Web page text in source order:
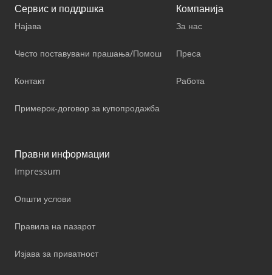
Сервис и поддршка
Најава
Често поставувани прашања/Помош
Контакт
Примерок-договор за купопродажба
Компанија
За нас
Преса
Работа
Правни информации
Impressum
Општи услови
Правила на пазарот
Изјава за приватност